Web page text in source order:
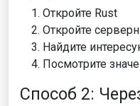
Откройте Rust
Откройте
Найдите
Посмотрите
Способ 2: